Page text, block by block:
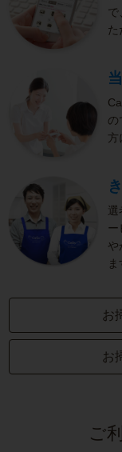
で
た
の
方
選
ー
や
ま
お
お
ご